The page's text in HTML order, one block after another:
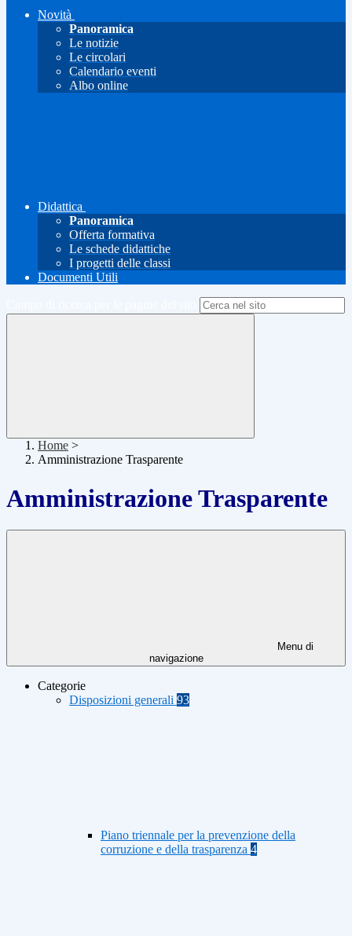
Novità
Panoramica
Le notizie
Le circolari
Calendario eventi
Albo online
Didattica
Panoramica
Offerta formativa
Le schede didattiche
I progetti delle classi
Documenti Utili
Home >
Amministrazione Trasparente
Amministrazione Trasparente
Menu di
navigazione
Categorie
Disposizioni generali 93
Piano triennale per la prevenzione della
corruzione e della trasparenza 4